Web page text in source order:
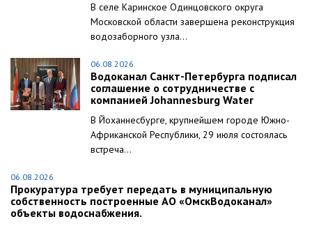
В селе Каринское Одинцовского округа
Московской области завершена реконструкция
водозаборного узла...
06.08.2026
Водоканал Санкт-Петербурга подписал
соглашение о сотрудничестве с
компанией Johannesburg Water
В Йоханнесбурге, крупнейшем городе Южно-
Африканской Республики, 29 июля состоялась
встреча...
06.08.2026
Прокуратура требует передать в муниципальную
собственность построенные АО «ОмскВодоканал»
объекты водоснабжения.